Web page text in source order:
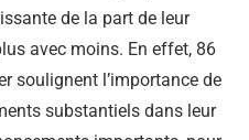
de la part de leur
avec moins. En effet, 86
soulignent l’importance de
substantiels dans leur